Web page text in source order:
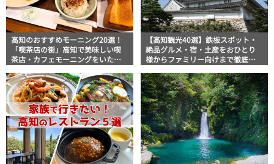
高知のおすすめモーニング20選！
「喫茶店の街」高知で美味しい喫
茶店・カフェモーニングをいただ
【高知観光40選】鉄板スポット・
絶品グルメ・宿・土産をおひとり
様からファミリー向けまで徹底解